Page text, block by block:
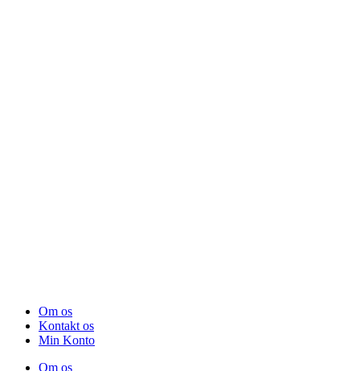
Om os
Kontakt os
Min Konto
Om os